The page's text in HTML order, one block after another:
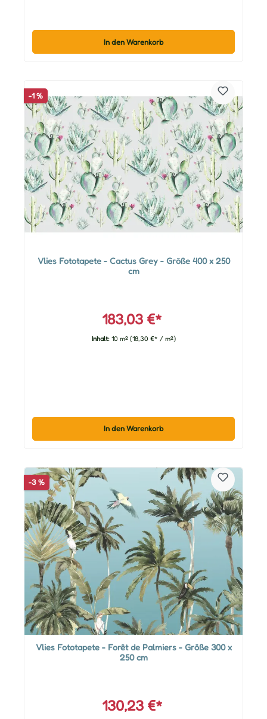
In den Warenkorb
-1 %
Vlies Fototapete - Cactus Grey - Größe 400 x 250
cm
183,03 €*
Inhalt: 10 m² (18,30 €* / m²)
In den Warenkorb
-3 %
Vlies Fototapete - Forêt de Palmiers - Größe 300 x
250 cm
130,23 €*